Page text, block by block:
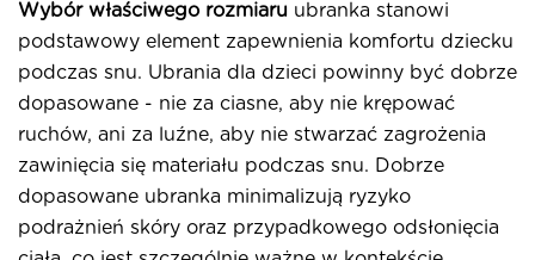
Wybór właściwego rozmiaru ubranka stanowi
podstawowy element zapewnienia komfortu dziecku
podczas snu. Ubrania dla dzieci powinny być dobrze
dopasowane - nie za ciasne, aby nie krępować
ruchów, ani za luźne, aby nie stwarzać zagrożenia
zawinięcia się materiału podczas snu. Dobrze
dopasowane ubranka minimalizują ryzyko
podrażnień skóry oraz przypadkowego odsłonięcia